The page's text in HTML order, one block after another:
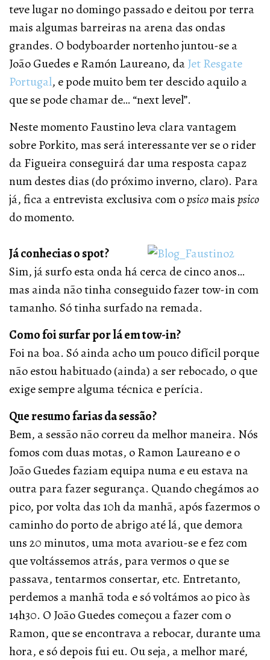
teve lugar no domingo passado e deitou por terra
mais algumas barreiras na arena das ondas
grandes. O bodyboarder nortenho juntou-se a
João Guedes e Ramón Laureano, daJet Resgate
Portugal, e pode muito bem ter descido aquilo a
que se pode chamar de… “next level”.
Neste momento Faustino leva clara vantagem
sobre Porkito, mas será interessante ver se o rider
da Figueira conseguirá dar uma resposta capaz
num destes dias (do próximo inverno, claro). Para
já, fica a entrevista exclusiva com opsicomaispsico
do momento.
Já conhecias o spot?
Sim, já surfo esta onda há cerca de cinco anos…
mas ainda não tinha conseguido fazer tow-in com
tamanho. Só tinha surfado na remada.
Como foi surfar por lá em tow-in?
Foi na boa. Só ainda acho um pouco difícil porque
não estou habituado (ainda) a ser rebocado, o que
exige sempre alguma técnica e perícia.
Que resumo farias da sessão?
Bem, a sessão não correu da melhor maneira. Nós
fomos com duas motas, o Ramon Laureano e o
João Guedes faziam equipa numa e eu estava na
outra para fazer segurança. Quando chegámos ao
pico, por volta das 10h da manhã, após fazermos o
caminho do porto de abrigo até lá, que demora
uns 20 minutos, uma mota avariou-se e fez com
que voltássemos atrás, para vermos o que se
passava, tentarmos consertar, etc. Entretanto,
perdemos a manhã toda e só voltámos ao pico às
14h30. O João Guedes começou a fazer com o
Ramon, que se encontrava a rebocar, durante uma
hora, e só depois fui eu. Ou seja, a melhor maré,